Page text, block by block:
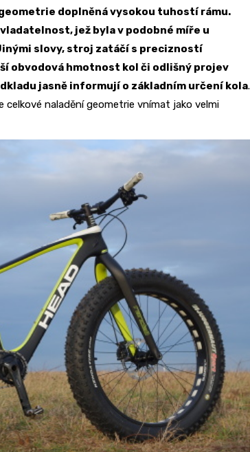
doplněná vysokou tuhostí rámu.
jež byla v podobné míře u
slovy, stroj zatáčí s precizností
obvodová hmotnost kol či odlišný projev
jasně informují o základním určení kola.
naladění geometrie vnímat jako velmi